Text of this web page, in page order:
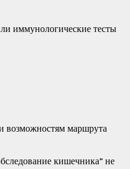
иммунологические тесты
возможностям маршрута
кишечника” не